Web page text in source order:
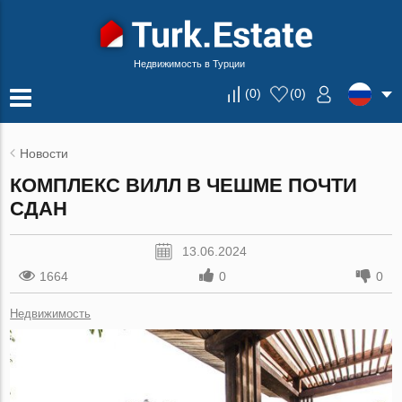
Недвижимость в Турции
(0) (0)
Новости
КОМПЛЕКС ВИЛЛ В ЧЕШМЕ ПОЧТИ
СДАН
13.06.2024
1664
0 0
Недвижимость